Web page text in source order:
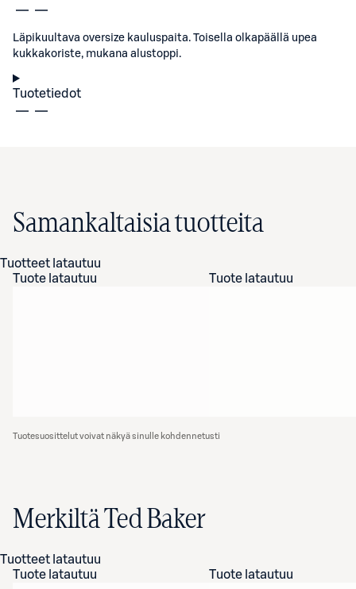
Läpikuultava oversize kauluspaita. Toisella olkapäällä upea
kukkakoriste, mukana alustoppi.
Tuotetiedot
Samankaltaisia tuotteita
Tuotteet latautuu
Tuote latautuu
Tuote latautuu
Tuotesuosittelut voivat näkyä sinulle kohdennetusti
Merkiltä Ted Baker
Tuotteet latautuu
Tuote latautuu
Tuote latautuu